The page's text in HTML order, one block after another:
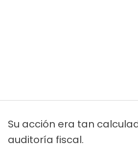
Su acción era tan
auditoría fiscal.